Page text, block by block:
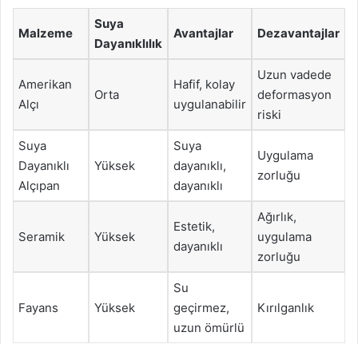
Malzeme
Suya
Dayanıklılık
Avantajlar Dezavantajlar
Amerikan
Alçı
Orta
Hafif, kolay
uygulanabilir
Uzun vadede
deformasyon
riski
Suya
Dayanıklı
Alçıpan
Yüksek
Suya
dayanıklı,
dayanıklı
Uygulama
zorluğu
Seramik Yüksek
Estetik,
dayanıklı
Ağırlık,
uygulama
zorluğu
Fayans Yüksek
Su
geçirmez,
uzun ömürlü
Kırılganlık